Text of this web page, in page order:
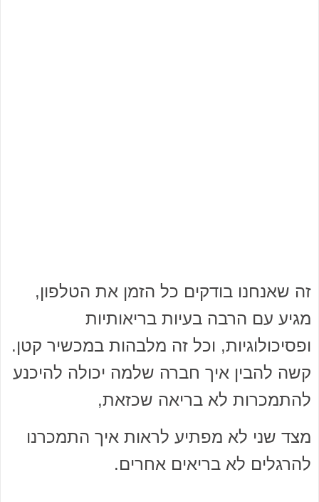
זה שאנחנו בודקים כל הזמן את הטלפון,
מגיע עם הרבה בעיות בריאותיות
ופסיכולוגיות, וכל זה מלבהות במכשיר קטן.
קשה להבין איך חברה שלמה יכולה להיכנע
להתמכרות לא בריאה שכזאת,
מצד שני לא מפתיע לראות איך התמכרנו
להרגלים לא בריאים אחרים.